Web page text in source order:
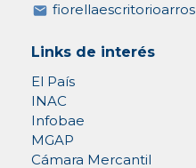
Links de interés
El País
INAC
Infobae
MGAP
Cámara Mercantil